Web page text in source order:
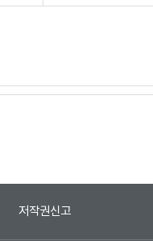
저작권신고